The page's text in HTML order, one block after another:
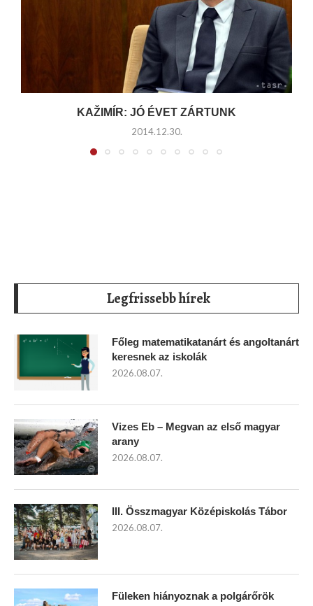
KAŽIMÍR: JÓ ÉVET ZÁRTUNK
2014.12.30.
Legfrissebb hírek
Főleg matematikatanárt és angoltanárt
keresnek az iskolák
2026.08.07.
Vizes Eb – Megvan az első magyar
arany
2026.08.07.
III. Összmagyar Középiskolás Tábor
2026.08.07.
Füleken hiányoznak a polgárőrök